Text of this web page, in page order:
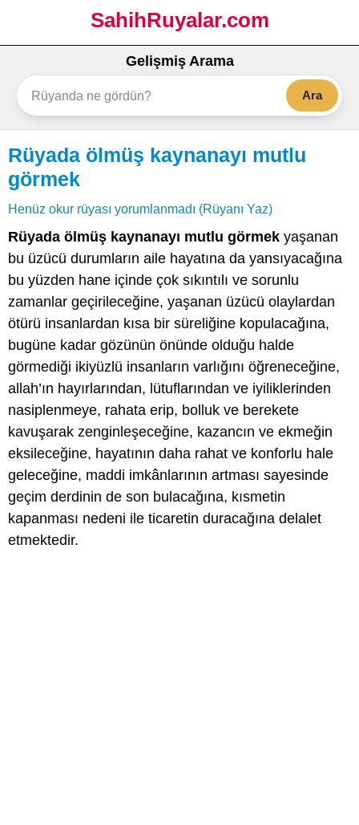
SahihRuyalar.com
Gelişmiş Arama
Ara
Rüyada ölmüş kaynanayı mutlu
görmek
Henüz okur rüyası yorumlanmadı (Rüyanı Yaz)
Rüyada ölmüş kaynanayı mutlu görmek yaşanan
bu üzücü durumların aile hayatına da yansıyacağına
bu yüzden hane içinde çok sıkıntılı ve sorunlu
zamanlar geçirileceğine, yaşanan üzücü olaylardan
ötürü insanlardan kısa bir süreliğine kopulacağına,
bugüne kadar gözünün önünde olduğu halde
görmediği ikiyüzlü insanların varlığını öğreneceğine,
allah’ın hayırlarından, lütuflarından ve iyiliklerinden
nasiplenmeye, rahata erip, bolluk ve berekete
kavuşarak zenginleşeceğine, kazancın ve ekmeğin
eksileceğine, hayatının daha rahat ve konforlu hale
geleceğine, maddi imkânlarının artması sayesinde
geçim derdinin de son bulacağına, kısmetin
kapanması nedeni ile ticaretin duracağına delalet
etmektedir.